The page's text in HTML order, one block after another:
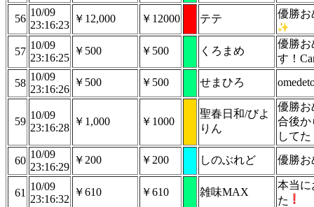
56
10/09
23:16:23
￥12,000 ￥12000 テテ 優勝お
57
10/09
23:16:25
￥500 ￥500 くろまめ
優勝お
す！
58
10/09
23:16:26
￥500 ￥500 せまひろ
59
10/09
23:16:28
￥1,000 ￥1000
聖春日和/びよ
りん
優勝お
合後か
して
60
10/09
23:16:29
￥200 ￥200 しのぶれど 優勝お
61
10/09
23:16:32
￥610 ￥610 雑味MAX
本当に
た